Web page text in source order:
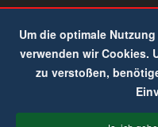
Um die optimale
verwenden wir Cookies.
zu verstoßen,